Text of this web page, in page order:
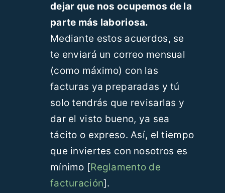
dejar que nos ocupemos de la
parte más laboriosa.
Mediante estos acuerdos, se
te enviará un correo mensual
(como máximo) con las
facturas ya preparadas y tú
solo tendrás que revisarlas y
dar el visto bueno, ya sea
tácito o expreso. Así, el tiempo
que inviertes con nosotros es
mínimo [Reglamento de
facturación].